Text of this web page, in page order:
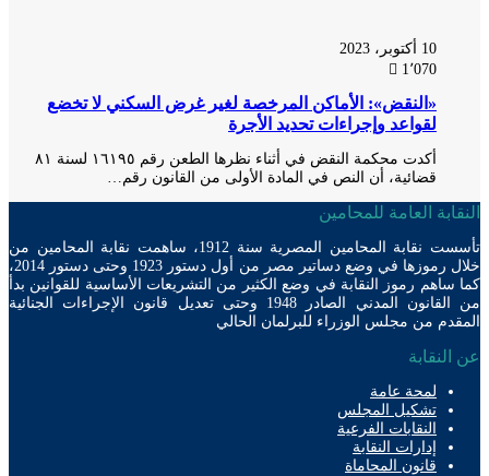
1٬070
«النقض»: الأماكن المرخصة لغير غرض السكني لا تخضع
لقواعد وإجراءات تحديد الأجرة
أكدت محكمة النقض في أثناء نظرها الطعن رقم ۱٦۱۹٥ لسنة ۸۱
قضائية، أن النص في المادة الأولى من القانون رقم…
العامة للمحامين
تأسست نقابة المحامين المصرية سنة 1912، ساهمت نقابة المحامين من
خلال رموزها في وضع دساتير مصر من أول دستور 1923 وحتى دستور 2014،
رموز النقابة في وضع الكثير من التشريعات الأساسية للقوانين بدأ
من القانون المدني الصادر 1948 وحتى تعديل قانون الإجراءات الجنائية
من مجلس الوزراء للبرلمان الحالي
لمحة عامة
تشكيل المجلس
النقابات الفرعية
إدارات النقابة
قانون المحاماة